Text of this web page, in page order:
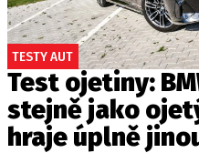
TESTY AUT
Test ojetiny:
stejně jako
hraje úplně